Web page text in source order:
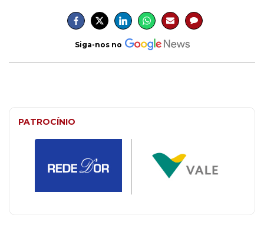
Siga-nos no
PATROCÍNIO